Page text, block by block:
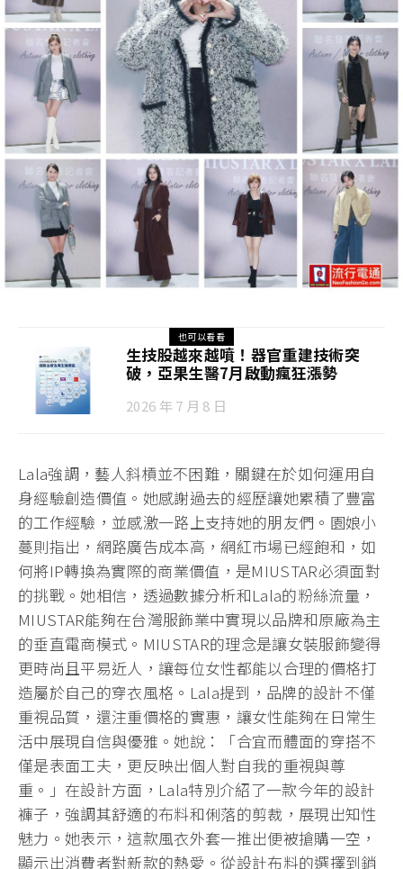
也可以看看
生技股越來越噴！器官重建技術突
破，亞果生醫7月啟動瘋狂漲勢
2026 年 7 月 8 日
Lala強調，藝人斜槓並不困難，關鍵在於如何運用自
身經驗創造價值。她感謝過去的經歷讓她累積了豐富
的工作經驗，並感激一路上支持她的朋友們。園娘小
蔓則指出，網路廣告成本高，網紅市場已經飽和，如
何將IP轉換為實際的商業價值，是MIUSTAR必須面對
的挑戰。她相信，透過數據分析和Lala的粉絲流量，
MIUSTAR能夠在台灣服飾業中實現以品牌和原廠為主
的垂直電商模式。MIUSTAR的理念是讓女裝服飾變得
更時尚且平易近人，讓每位女性都能以合理的價格打
造屬於自己的穿衣風格。Lala提到，品牌的設計不僅
重視品質，還注重價格的實惠，讓女性能夠在日常生
活中展現自信與優雅。她說：「合宜而體面的穿搭不
僅是表面工夫，更反映出個人對自我的重視與尊
重。」在設計方面，Lala特別介紹了一款今年的設計
褲子，強調其舒適的布料和俐落的剪裁，展現出知性
魅力。她表示，這款風衣外套一推出便被搶購一空，
顯示出消費者對新款的熱愛。從設計布料的選擇到銷